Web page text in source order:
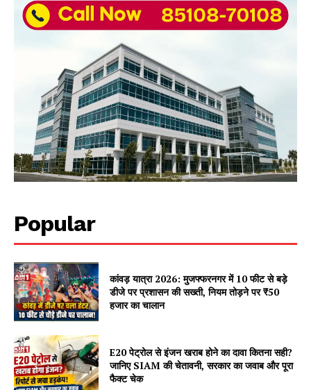
Popular
कांवड़ यात्रा 2026: मुजफ्फरनगर में 10 फीट से बड़े
डीजे पर प्रशासन की सख्ती, नियम तोड़ने पर ₹50
हजार का चालान
E20 पेट्रोल से इंजन खराब होने का दावा कितना सही?
जानिए SIAM की चेतावनी, सरकार का जवाब और पूरा
फैक्ट चेक